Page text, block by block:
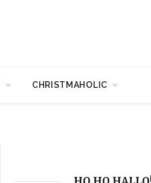
CHRISTMAHOLIC